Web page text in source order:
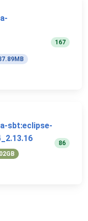
167
sbt:eclipse-
86